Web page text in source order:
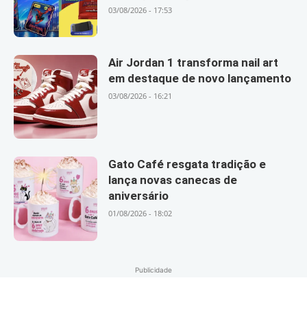
03/08/2026 - 17:53
Air Jordan 1 transforma nail art
em destaque de novo lançamento
03/08/2026 - 16:21
Gato Café resgata tradição e
lança novas canecas de
aniversário
01/08/2026 - 18:02
Publicidade